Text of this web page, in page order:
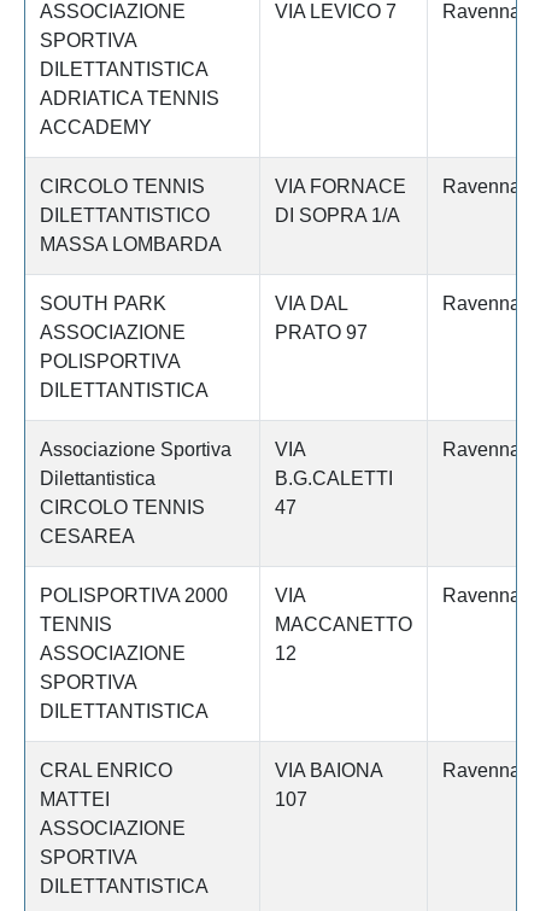
ASSOCIAZIONE
SPORTIVA
DILETTANTISTICA
ADRIATICA TENNIS
ACCADEMY
VIA LEVICO 7 Ravenna
CIRCOLO TENNIS
DILETTANTISTICO
MASSA LOMBARDA
VIA FORNACE
DI SOPRA 1/A
Ravenna
SOUTH PARK
ASSOCIAZIONE
POLISPORTIVA
DILETTANTISTICA
VIA DAL
PRATO 97
Ravenna
Associazione Sportiva
Dilettantistica
CIRCOLO TENNIS
CESAREA
VIA
B.G.CALETTI
47
Ravenna
POLISPORTIVA 2000
TENNIS
ASSOCIAZIONE
SPORTIVA
DILETTANTISTICA
VIA
MACCANETTO
12
Ravenna
CRAL ENRICO
MATTEI
ASSOCIAZIONE
SPORTIVA
DILETTANTISTICA
VIA BAIONA
107
Ravenna